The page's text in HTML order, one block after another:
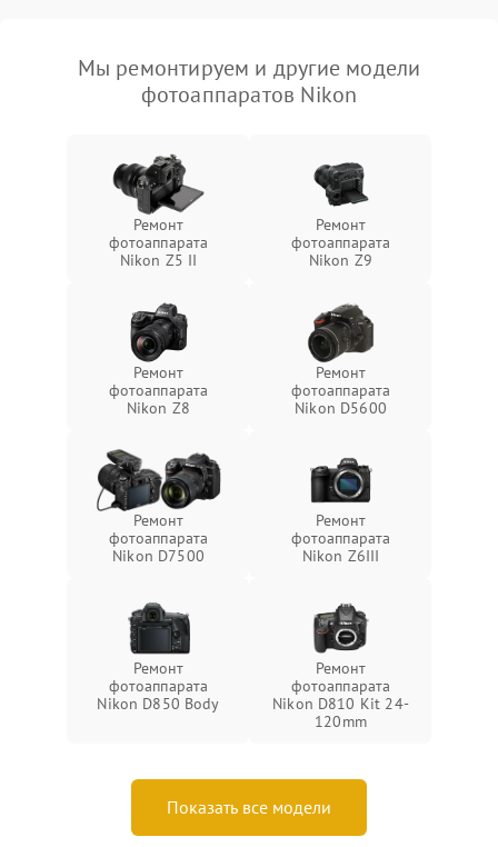
Мы ремонтируем и другие модели
фотоаппаратов Nikon
Ремонт
фотоаппарата
Nikon Z5 II
Ремонт
фотоаппарата
Nikon Z9
Ремонт
фотоаппарата
Nikon Z8
Ремонт
фотоаппарата
Nikon D5600
Ремонт
фотоаппарата
Nikon D7500
Ремонт
фотоаппарата
Nikon Z6III
Ремонт
фотоаппарата
Nikon D850 Body
Ремонт
фотоаппарата
Nikon D810 Kit 24-
120mm
Показать все модели